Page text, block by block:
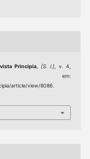
Principia, [S. l.], v. 4,
em:
article/view/8086.